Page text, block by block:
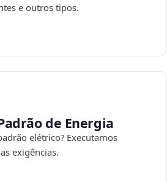
e outros tipos.
de Energia
elétrico? Executamos
exigências.